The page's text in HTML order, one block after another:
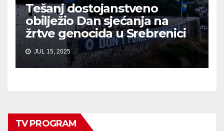
Tešanj dostojanstveno
obilježio Dan sjećanja na
žrtve genocida u Srebrenici
JUL 15, 2025
TV PROGRAM